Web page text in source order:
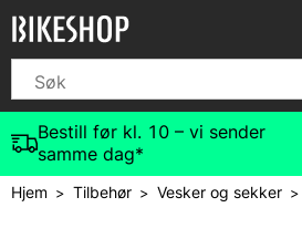
Bestill før kl. 10 – vi sender
samme dag*
Hjem>Tilbehør>Vesker og sekker>